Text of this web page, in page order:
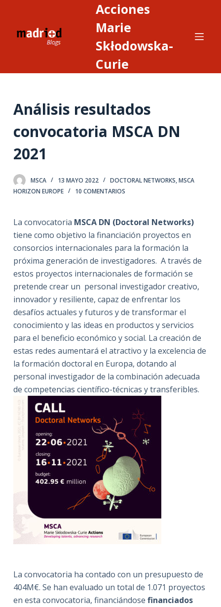
r
o
n
o
Acciones
Marie
Skłodowska-
Curie
Análisis resultados
convocatoria MSCA DN
2021
MSCA 13 MAYO 2022 DOCTORAL NETWORKS,MSCA
HORIZON EUROPE
10 COMENTARIOS
La convocatoria MSCA DN (Doctoral Networks)
tiene como objetivo la financiación proyectos en
consorcios internacionales para la formación la
próxima generación de investigadores. A través de
estos proyectos internacionales de formación se
pretende crear un personal investigador creativo,
innovador y resiliente, capaz de enfrentar los
desafíos actuales y futuros y de transformar el
conocimiento y las ideas en productos y servicios
para el beneficio económico y social. La creación de
estas redes aumentará el atractivo y la excelencia de
la formación doctoral en Europa, dotando al
personal investigador de la combinación adecuada
de competencias científico-técnicas y transferibles.
La convocatoria ha contado con un presupuesto de
404M€. Se han evaluado un total de 1.071 proyectos
en esta convocatoria, financiándose financiados